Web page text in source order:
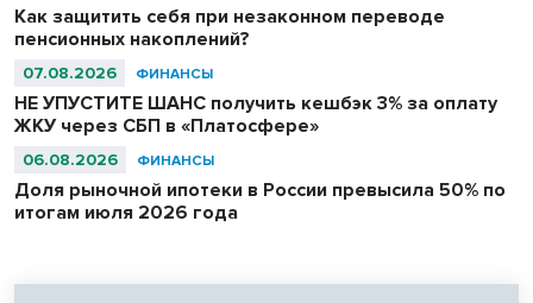
Как защитить себя при незаконном переводе
пенсионных накоплений?
07.08.2026 ФИНАНСЫ
НЕ УПУСТИТЕ ШАНС получить кешбэк 3% за оплату
ЖКУ через СБП в «Платосфере»
06.08.2026 ФИНАНСЫ
Доля рыночной ипотеки в России превысила 50% по
итогам июля 2026 года